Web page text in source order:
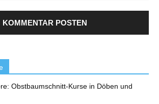
Obstbaumschnitt-Kurse in Döben und